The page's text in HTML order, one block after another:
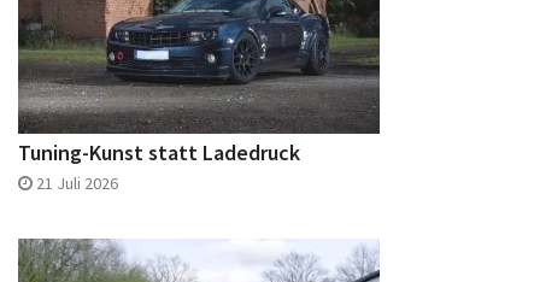
Tuning-Kunst statt Ladedruck
21 Juli 2026